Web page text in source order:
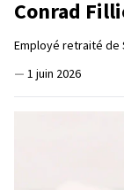
Conrad
Employé retraité de
— 1 juin 2026